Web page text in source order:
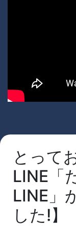
とって
LINE「
LINE」
した!】